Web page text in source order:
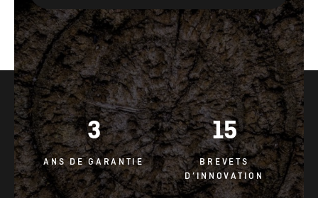
3
ANS DE GARANTIE
15
BREVETS
D’INNOVATION